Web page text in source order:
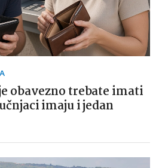
obavezno trebate imati
imaju i jedan